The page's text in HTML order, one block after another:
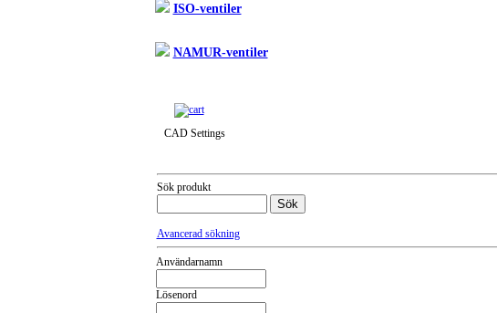
ISO-ventiler
NAMUR-ventiler
CAD Settings
Sök produkt
Avancerad sökning
Användarnamn
Lösenord